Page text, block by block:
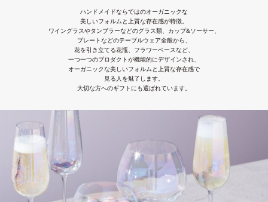
OEM
Company
ハンドメイドならではのオーガニックな
美しいフォルムと上質な存在感が特徴。
ワイングラスやタンブラーなどのグラス類、カップ&ソーサー、
プレートなどのテーブルウェア全般から、
花を引き立てる花瓶、フラワーベースなど、
一つ一つのプロダクトが機能的にデザインされ、
オーガニックな美しいフォルムと上質な存在感で
見る人を魅了します。
大切な方へのギフトにも選ばれています。